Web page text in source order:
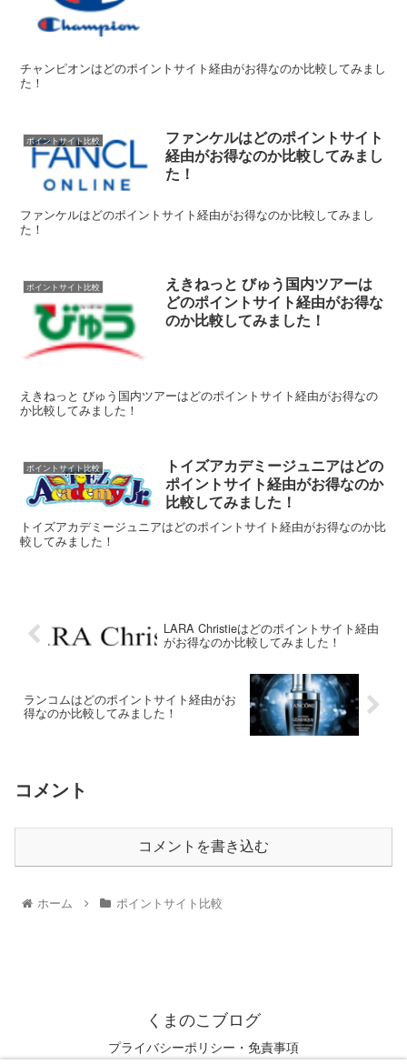
チャンピオンはどのポイントサイト経由がお得なのか比較してみまし
た！
ポイントサイト比較
ファンケルはどのポイントサイト
経由がお得なのか比較してみまし
た！
ファンケルはどのポイントサイト経由がお得なのか比較してみまし
た！
ポイントサイト比較
えきねっと びゅう国内ツアーは
どのポイントサイト経由がお得な
のか比較してみました！
えきねっと びゅう国内ツアーはどのポイントサイト経由がお得なの
か比較してみました！
ポイントサイト比較
トイズアカデミージュニアはどの
ポイントサイト経由がお得なのか
比較してみました！
トイズアカデミージュニアはどのポイントサイト経由がお得なのか比
較してみました！
LARA Christieはどのポイントサイト経由
がお得なのか比較してみました！
ランコムはどのポイントサイト経由がお
得なのか比較してみました！
コメント
コメントを書き込む
ホーム ポイントサイト比較
くまのこブログ
プライバシーポリシー・免責事項